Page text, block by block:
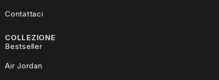
COLLEZIONE
Bestseller
Air Jordan
Contattaci